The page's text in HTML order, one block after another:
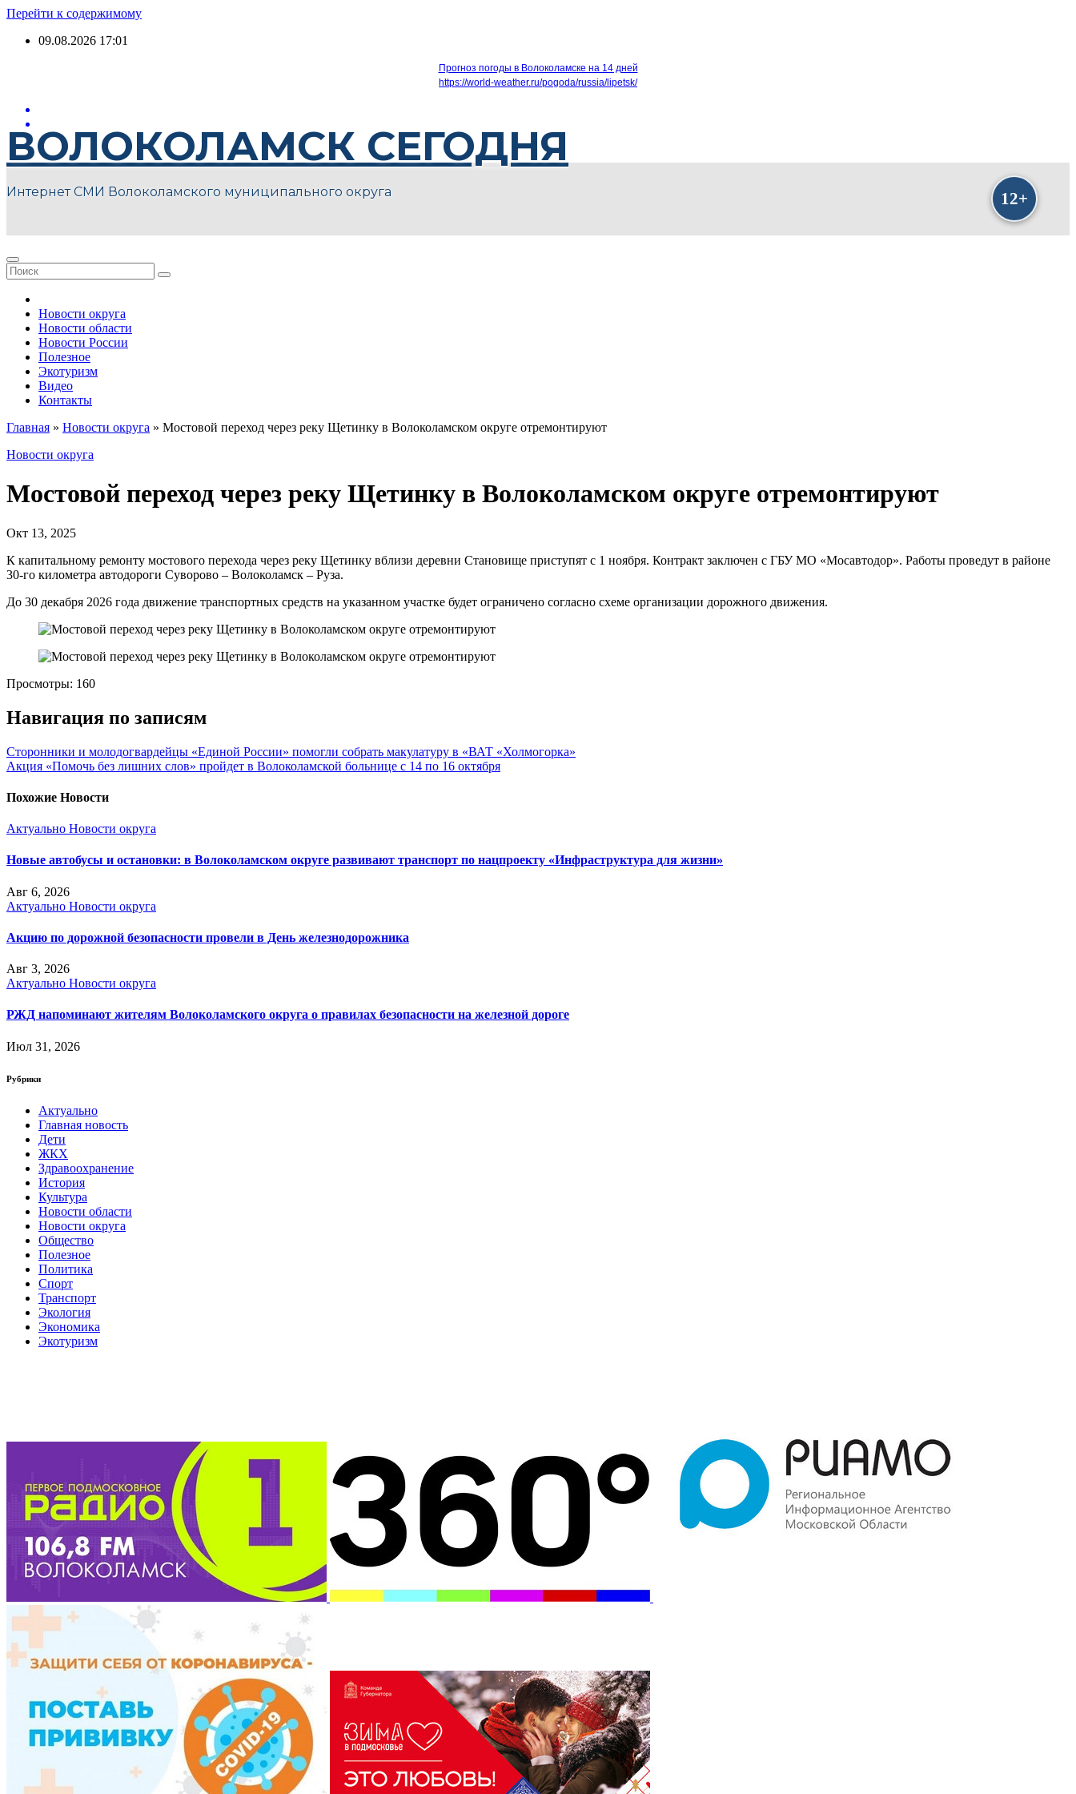
Перейти к содержимому
09.08.2026 17:01
Прогноз погоды в Волоколамске на 14 дней
https://world-weather.ru/pogoda/russia/lipetsk/
ВОЛОКОЛАМСК СЕГОДНЯ
Интернет СМИ Волоколамского муниципального округа
Новости округа
Новости области
Новости России
Полезное
Экотуризм
Видео
Контакты
Главная » Новости округа » Мостовой переход через реку Щетинку в Волоколамском округе отремонтируют
Новости округа
Мостовой переход через реку Щетинку в Волоколамском округе отремонтируют
Окт 13, 2025
К капитальному ремонту мостового перехода через реку Щетинку вблизи деревни Становище приступят с 1 ноября. Контракт заключен с ГБУ МО «Мосавтодор». Работы проведут в районе
30-го километра автодороги Суворово – Волоколамск – Руза.
️До 30 декабря 2026 года движение транспортных средств на указанном участке будет ограничено согласно схеме организации дорожного движения.
Просмотры: 160
Навигация по записям
Сторонники и молодогвардейцы «Единой России» помогли собрать макулатуру в «ВАТ «Холмогорка»
Акция «Помочь без лишних слов» пройдет в Волоколамской больнице с 14 по 16 октября
Похожие Новости
Актуально Новости округа
Новые автобусы и остановки: в Волоколамском округе развивают транспорт по нацпроекту «Инфраструктура для жизни»
Авг 6, 2026
Актуально Новости округа
Акцию по дорожной безопасности провели в День железнодорожника
Авг 3, 2026
Актуально Новости округа
РЖД напоминают жителям Волоколамского округа о правилах безопасности на железной дороге
Июл 31, 2026
Рубрики
Актуально
Главная новость
Дети
ЖКХ
Здравоохранение
История
Культура
Новости области
Новости округа
Общество
Полезное
Политика
Спорт
Транспорт
Экология
Экономика
Экотуризм